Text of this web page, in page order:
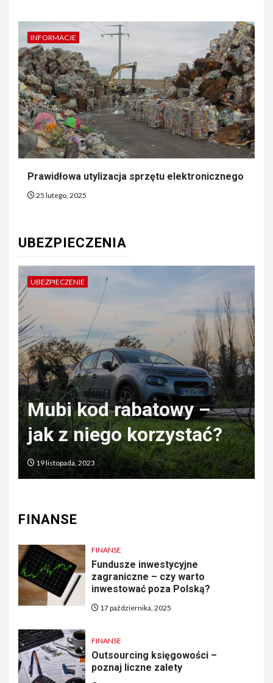
INFORMACJE
Prawidłowa utylizacja sprzętu elektronicznego
25 lutego, 2025
UBEZPIECZENIA
–
UBEZPIECZENIE
Czym odszkodowanie
różni się od
zadośćuczynienia?
3 czerwca, 2022
FINANSE
FINANSE
Fundusze inwestycyjne
zagraniczne – czy warto
inwestować poza Polską?
17 października, 2025
FINANSE
Outsourcing księgowości –
poznaj liczne zalety